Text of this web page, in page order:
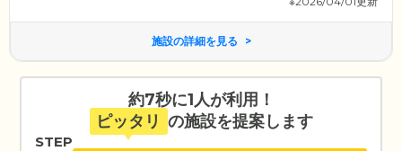
施設の詳細を見る
約7秒に1人が利用！
ピッタリ の施設を提案します
STEP